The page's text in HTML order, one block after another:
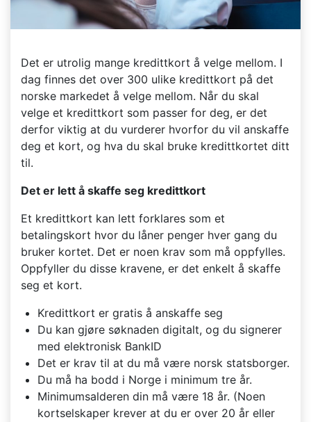
Det er utrolig mange kredittkort å velge mellom. I
dag finnes det over 300 ulike kredittkort på det
norske markedet å velge mellom. Når du skal
velge et kredittkort som passer for deg, er det
derfor viktig at du vurderer hvorfor du vil anskaffe
deg et kort, og hva du skal bruke kredittkortet ditt
til.
Det er lett å skaffe seg kredittkort
Et kredittkort kan lett forklares som et
betalingskort hvor du låner penger hver gang du
bruker kortet. Det er noen krav som må oppfylles.
Oppfyller du disse kravene, er det enkelt å skaffe
seg et kort.
Kredittkort er gratis å anskaffe seg
Du kan gjøre søknaden digitalt, og du signerer
med elektronisk BankID
Det er krav til at du må være norsk statsborger.
Du må ha bodd i Norge i minimum tre år.
Minimumsalderen din må være 18 år. (Noen
kortselskaper krever at du er over 20 år eller